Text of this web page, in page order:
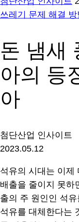
쓰레기 문제 해결
돈 냄새
아의 등
아
첨단산업 인사이트
2023.05.12
석유의 시대는 이제
배출을 줄이지 못하
출의 주 원인인 석
석유를 대체한다는